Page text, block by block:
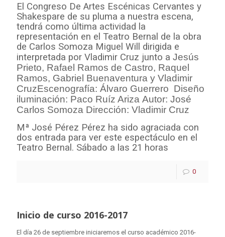
El Congreso De Artes Escénicas Cervantes y
Shakespare de su pluma a nuestra escena,
tendrá como última actividad la
representación en el Teatro Bernal de la obra
de Carlos Somoza Miguel Will dirigida e
interpretada por Vladimir Cruz junto a Jesús
Prieto, Rafael Ramos de Castro, Raquel
Ramos, Gabriel Buenaventura y Vladimir
CruzEscenografía: Álvaro Guerrero Diseño
iluminación: Paco Ruíz Ariza Autor: José
Carlos Somoza Dirección: Vladimir Cruz
Mª José Pérez Pérez ha sido agraciada con
dos entrada para ver este espectáculo en el
Teatro Bernal. Sábado a las 21 horas
0
Inicio de curso 2016-2017
El día 26 de septiembre iniciaremos el curso académico 2016-